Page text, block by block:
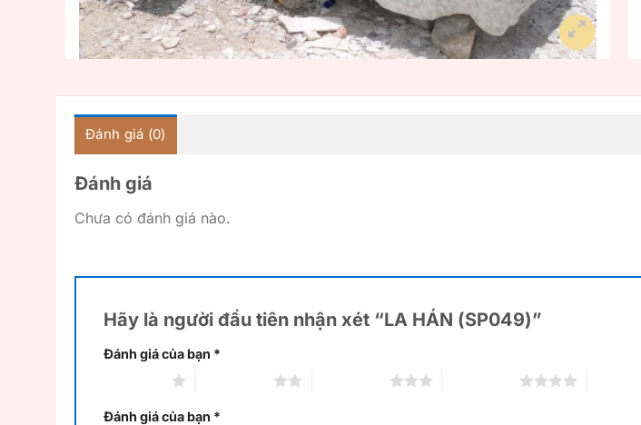
Đánh giá (0)
Đánh giá
Chưa có đánh giá nào.
Hãy là người đầu tiên nhận xét “LA HÁN (SP049)”
Đánh giá của bạn *
Đánh giá của bạn *